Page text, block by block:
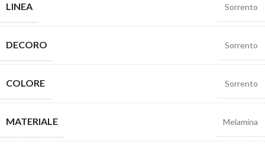
LINEA Sorrento
DECORO Sorrento
COLORE Sorrento
MATERIALE Melamina